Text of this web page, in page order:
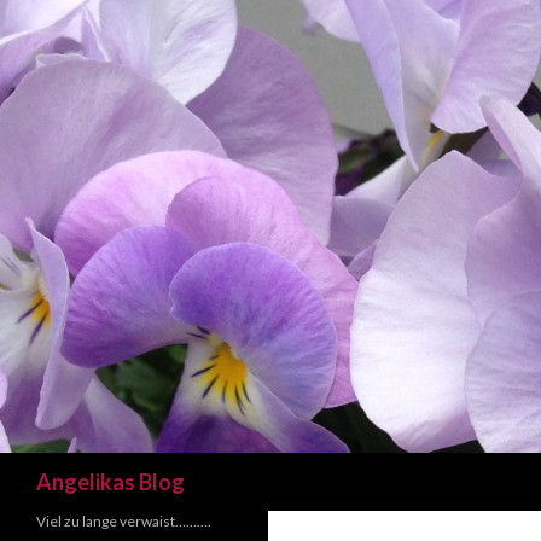
Angelikas Blog
Viel zu lange verwaist……….